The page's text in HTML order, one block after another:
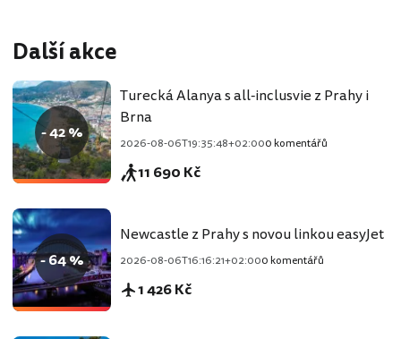
Další akce
- 42 %
Turecká Alanya s all-inclusvie z Prahy i
Brna
2026-08-06T19:35:48+02:000 komentářů
11 690 Kč
- 64 %
Newcastle z Prahy s novou linkou easyJet
2026-08-06T16:16:21+02:000 komentářů
1 426 Kč